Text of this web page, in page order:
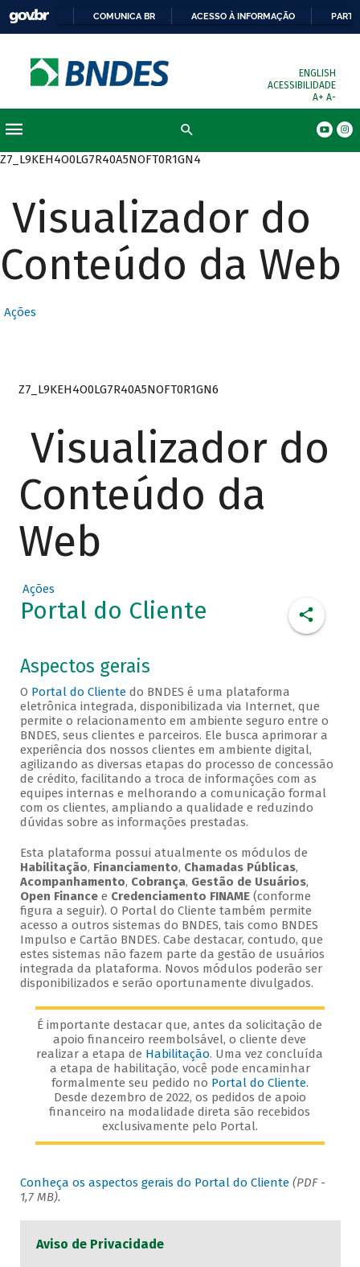
COMUNICA BR ACESSO À INFORMAÇÃO
ENGLISH
ACESSIBILIDADE
A+ A-
Z7_L9KEH4O0LG7R40A5NOFT0R1GN4
Visualizador do
Conteúdo da Web
Ações
Z7_L9KEH4O0LG7R40A5NOFT0R1GN6
Visualizador do
Conteúdo da
Web
Ações
Portal do Cliente
Aspectos gerais
O Portal do Clientedo BNDES é uma plataforma
eletrônica integrada, disponibilizada via Internet, que
permite o relacionamento em ambiente seguro entre o
BNDES, seus clientes e parceiros. Ele busca aprimorar a
experiência dos nossos clientes em ambiente digital,
agilizando as diversas etapas do processo de concessão
de crédito, facilitando a troca de informações com as
equipes internas e melhorando a comunicação formal
com os clientes, ampliando a qualidade e reduzindo
dúvidas sobre as informações prestadas.
Esta plataforma possui atualmente os módulos de
Habilitação, Financiamento, Chamadas Públicas,
Acompanhamento, Cobrança, Gestão de Usuários,
Open Financee Credenciamento FINAME(conforme
figura a seguir). O Portal do Cliente também permite
acesso a outros sistemas do BNDES, tais como BNDES
Impulso e Cartão BNDES. Cabe destacar, contudo, que
estes sistemas não fazem parte da gestão de usuários
integrada da plataforma. Novos módulos poderão ser
disponibilizados e serão oportunamente divulgados.
É importante destacar que, antes da solicitação de
apoio financeiro reembolsável, o cliente deve
realizar a etapa de Habilitação. Uma vez concluída
a etapa de habilitação, você pode encaminhar
formalmente seu pedido no Portal do Cliente.
Desde dezembro de 2022, os pedidos de apoio
financeiro na modalidade direta são recebidos
exclusivamente pelo Portal.
Conheça os aspectos gerais do Portal do Cliente (PDF -
1,7 MB).
Aviso de Privacidade